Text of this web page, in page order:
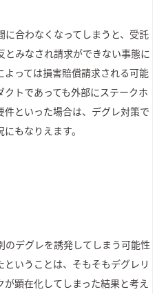
合わなくなってしまうと、受託
とみなされ請求ができない事態に
っては損害賠償請求される可能
トであっても外部にステークホ
件といった場合は、デグレ対策で
もなりえます。
のデグレを誘発してしまう可能性
いうことは、そもそもデグレリ
顕在化してしまった結果と考え